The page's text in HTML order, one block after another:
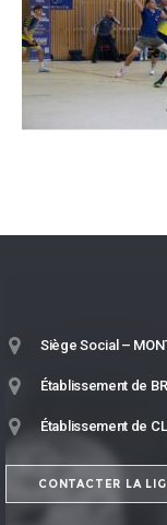
Siège Social –
Établissement de
Établissement de
CONTACTER LA